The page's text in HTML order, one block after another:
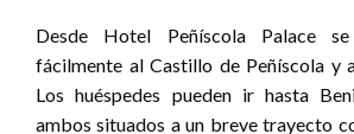
Desde Hotel Peñíscola Palace
fácilmente al Castillo de Peñíscola y
Los huéspedes pueden ir hasta
ambos situados a un breve trayecto